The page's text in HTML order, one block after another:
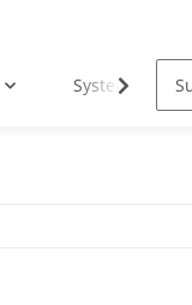
System Matter